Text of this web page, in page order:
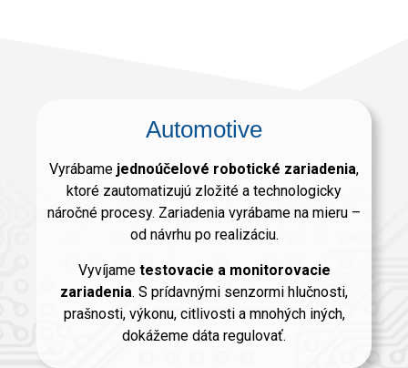
Automotive
Vyrábame jednoúčelové robotické zariadenia,
ktoré zautomatizujú zložité a technologicky
náročné procesy. Zariadenia vyrábame na mieru –
od návrhu po realizáciu.
Vyvíjame testovacie a monitorovacie
zariadenia. S prídavnými senzormi hlučnosti,
prašnosti, výkonu, citlivosti a mnohých iných,
dokážeme dáta regulovať.